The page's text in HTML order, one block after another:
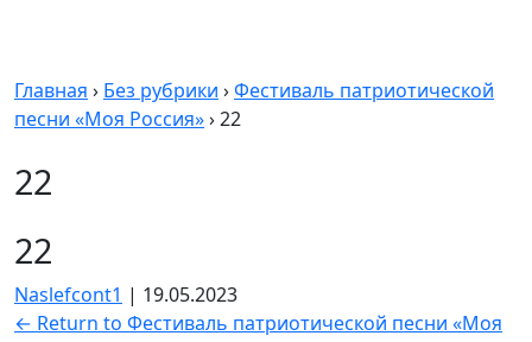
Главная › Без рубрики ›Фестиваль патриотической
песни «Моя Россия»›22
22
22
Naslefcont1 | 19.05.2023
← Return to Фестиваль патриотической песни «Моя